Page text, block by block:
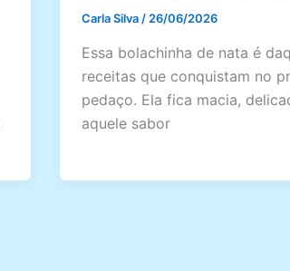
Carla Silva/26/06/2026
Essa bolachinha de nata é
receitas que conquistam no
pedaço. Ela fica macia,
aquele sabor